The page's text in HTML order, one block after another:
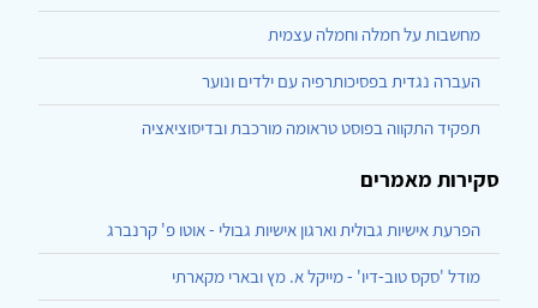
מחשבות על חמלה וחמלה עצמית
העברה נגדית בפסיכותרפיה עם ילדים ונוער
תפקיד התקווה בפוסט טראומה מורכבת ובדיסוציאציה
סקירות מאמרים
הפרעת אישיות גבולית וארגון אישיות גבולי - אוטו פ' קרנברג
מודל 'סקס טוב-דיו' - מייקל א. מץ ובארי מקארתי